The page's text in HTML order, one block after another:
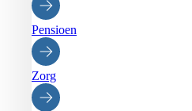
Pensioen
Zorg